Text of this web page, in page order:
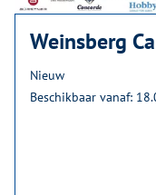
Weinsberg
Nieuw
Beschikbaar vanaf: